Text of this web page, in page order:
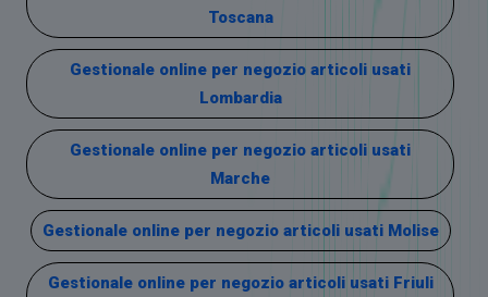
Toscana
Gestionale online per negozio articoli usati
Lombardia
Gestionale online per negozio articoli usati
Marche
Gestionale online per negozio articoli usati Molise
Gestionale online per negozio articoli usati Friuli